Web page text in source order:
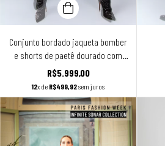
Conjunto bordado jaqueta bomber
e shorts de paetê dourado com
preto
R$5.999,00
12x de R$499,92sem juros